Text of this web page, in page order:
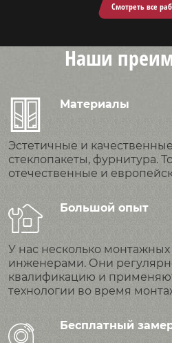
Смотреть все
Наши
Материалы
Эстетичные и
стеклопакеты, фурнитура.
отечественные и
Большой опыт
У нас несколько
инженерами. Они
квалификацию и
технологии во время
Бесплатный